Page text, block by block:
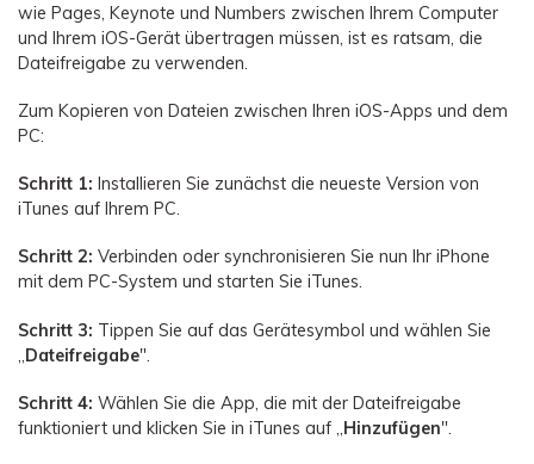
wie Pages, Keynote und Numbers zwischen Ihrem Computer
und Ihrem iOS-Gerät übertragen müssen, ist es ratsam, die
Dateifreigabe zu verwenden.
Zum Kopieren von Dateien zwischen Ihren iOS-Apps und dem
PC:
Schritt 1: Installieren Sie zunächst die neueste Version von
iTunes auf Ihrem PC.
Schritt 2: Verbinden oder synchronisieren Sie nun Ihr iPhone
mit dem PC-System und starten Sie iTunes.
Schritt 3: Tippen Sie auf das Gerätesymbol und wählen Sie
„Dateifreigabe".
Schritt 4: Wählen Sie die App, die mit der Dateifreigabe
funktioniert und klicken Sie in iTunes auf „Hinzufügen".